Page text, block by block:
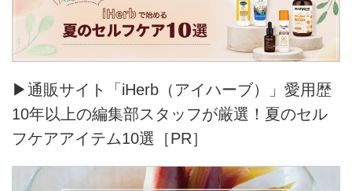
▶通販サイト「iHerb（アイハーブ）」愛用歴
10年以上の編集部スタッフが厳選！夏のセル
フケアアイテム10選［PR］